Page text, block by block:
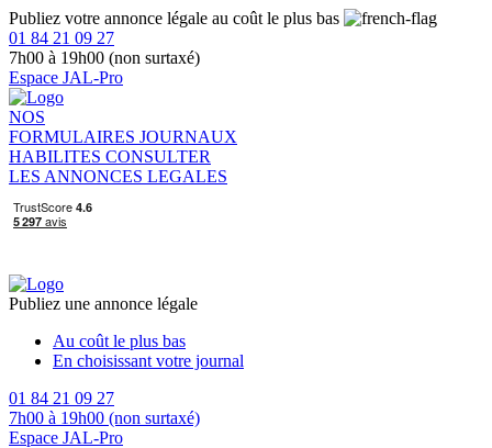
Publiez votre annonce légale au coût le plus bas
01 84 21 09 27
7h00 à 19h00 (non surtaxé)
Espace JAL-Pro
NOS
FORMULAIRES JOURNAUX
HABILITES CONSULTER
LES ANNONCES LEGALES
Publiez une annonce légale
Au coût le plus bas
En choisissant votre journal
01 84 21 09 27
7h00 à 19h00 (non surtaxé)
Espace JAL-Pro